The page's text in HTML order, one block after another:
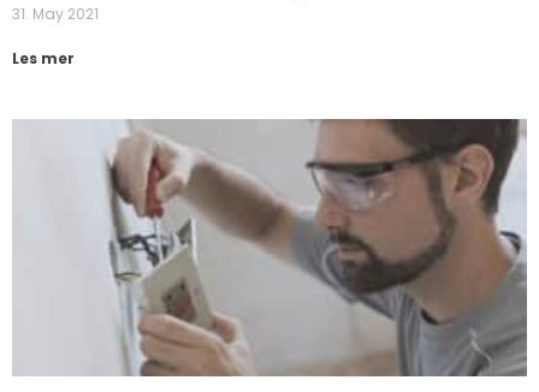
31. May 2021
Les mer